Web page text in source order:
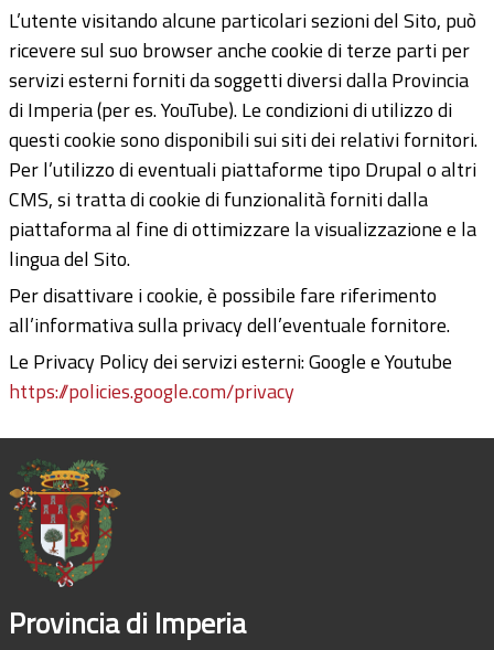
L’utente visitando alcune particolari sezioni del Sito, può
ricevere sul suo browser anche cookie di terze parti per
servizi esterni forniti da soggetti diversi dalla Provincia
di Imperia (per es. YouTube). Le condizioni di utilizzo di
questi cookie sono disponibili sui siti dei relativi fornitori.
Per l’utilizzo di eventuali piattaforme tipo Drupal o altri
CMS, si tratta di cookie di funzionalità forniti dalla
piattaforma al fine di ottimizzare la visualizzazione e la
lingua del Sito.
Per disattivare i cookie, è possibile fare riferimento
all’informativa sulla privacy dell’eventuale fornitore.
Le Privacy Policy dei servizi esterni: Google e Youtube
https://policies.google.com/privacy
Provincia di Imperia